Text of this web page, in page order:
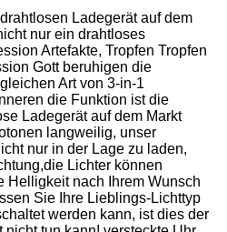
Ladegerät auf dem
nur ein drahtloses
Artefakte, Tropfen Tropfen
Gott beruhigen die
Art von 3-in-1
die Funktion ist die
Ladegerät auf dem Markt
langweilig, unser
nur in der Lage zu laden,
Lichter können
Helligkeit nach Ihrem Wunsch
Sie Ihre Lieblings-Lichttyp
werden kann, ist dies der